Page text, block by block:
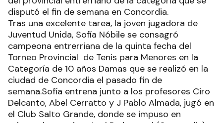
disputó el fin de semana en Concordia.
Tras una excelente tarea, la joven jugadora de
Juventud Unida, Sofía Nóbile se consagró
campeona entrerriana de la quinta fecha del
Torneo Provincial de Tenis para Menores en la
Categoría de 10 años Damas que se realizó en la
ciudad de Concordia el pasado fin de
semana.Sofía entrena junto a los profesores Ciro
Delcanto, Abel Cerratto y J Pablo Almada, jugó en
el Club Salto Grande, donde se impuso en